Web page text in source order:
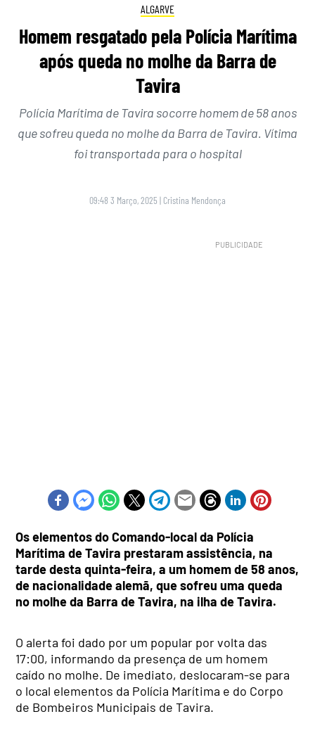
ALGARVE
Homem resgatado pela Polícia Marítima
após queda no molhe da Barra de
Tavira
Polícia Marítima de Tavira socorre homem de 58 anos
que sofreu queda no molhe da Barra de Tavira. Vítima
foi transportada para o hospital
09:48 3 Março, 2025 | Cristina Mendonça
Os elementos do Comando-local da Polícia
Marítima de Tavira prestaram assistência, na
tarde desta quinta-feira, a um homem de 58 anos,
de nacionalidade alemã, que sofreu uma queda
no molhe da Barra de Tavira, na ilha de Tavira.
O alerta foi dado por um popular por volta das
17:00, informando da presença de um homem
caído no molhe. De imediato, deslocaram-se para
o local elementos da Polícia Marítima e do Corpo
de Bombeiros Municipais de Tavira.